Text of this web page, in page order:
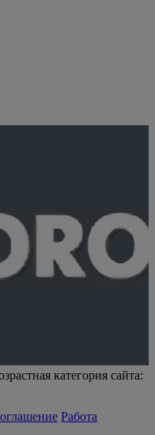
категория сайта:
Работа